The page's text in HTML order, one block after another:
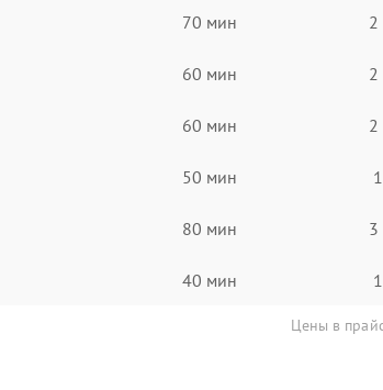
70 мин 2
60 мин 2
60 мин 2
50 мин
80 мин 3
40 мин
Цены в